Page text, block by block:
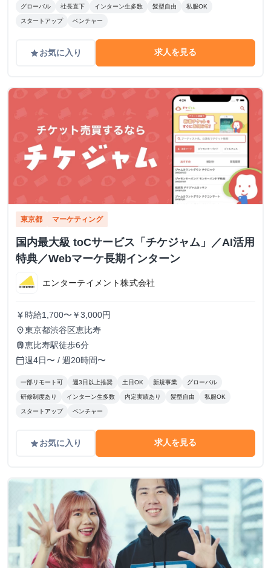
グローバル 社長直下 インターン生多数 髪型自由 私服OK
スタートアップ ベンチャー
gradeお気に入り 求人を見る
東京都 マーケティング
国内最大級 toCサービス「チケジャム」／AI活用
特典／Webマーケ長期インターン
エンターテイメント株式会社
currency_yen 時給1,700〜￥3,000円
place東京都渋谷区恵比寿
train恵比寿駅徒歩6分
calendar_today週4日〜 / 週20時間〜
一部リモート可 週3日以上推奨 土日OK 新規事業 グローバル
研修制度あり インターン生多数 内定実績あり 髪型自由 私服OK
スタートアップ ベンチャー
gradeお気に入り 求人を見る